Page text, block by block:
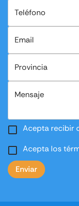
Teléfono
Email
Provincia
Mensaje
Acepta recibir
Acepta los
Enviar